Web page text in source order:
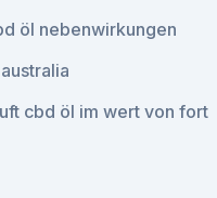
öl nebenwirkungen
cbd öl im wert von fort